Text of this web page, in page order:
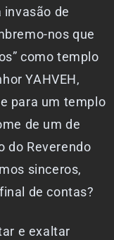
invasão de
nos que
como templo
YAHVEH,
para um templo
de um de
do Reverendo
sinceros,
de contas?
e exaltar